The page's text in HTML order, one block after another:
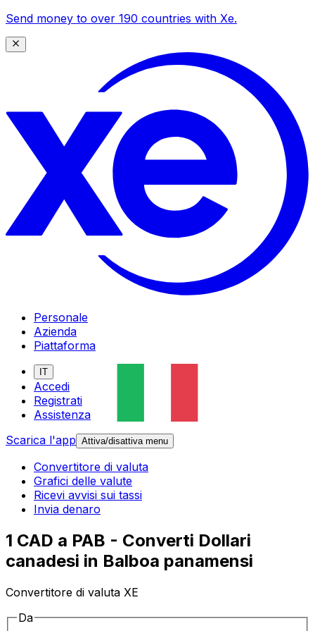
Send money to over 190 countries with Xe.
Personale
Azienda
Piattaforma
IT
Accedi
Registrati
Assistenza
Scarica l'app Attiva/disattiva menu
Convertitore di valuta
Grafici delle valute
Ricevi avvisi sui tassi
Invia denaro
1 CAD a PAB - Converti Dollari
canadesi in Balboa panamensi
Convertitore di valuta XE
Da